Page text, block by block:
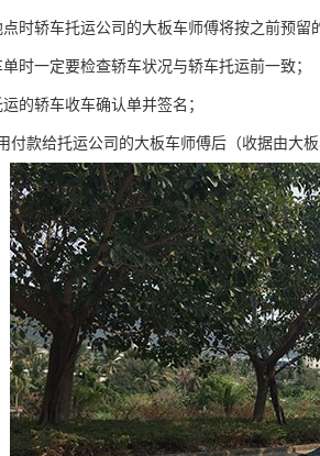
时轿车托运公司的大板车师傅将按之前预
时一定要检查轿车状况与轿车托运前一致；
的轿车收车确认单并签名；
付款给托运公司的大板车师傅后（收据由大